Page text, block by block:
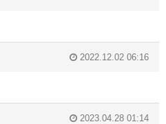
2022.12.02 06:16
2023.04.28 01:14